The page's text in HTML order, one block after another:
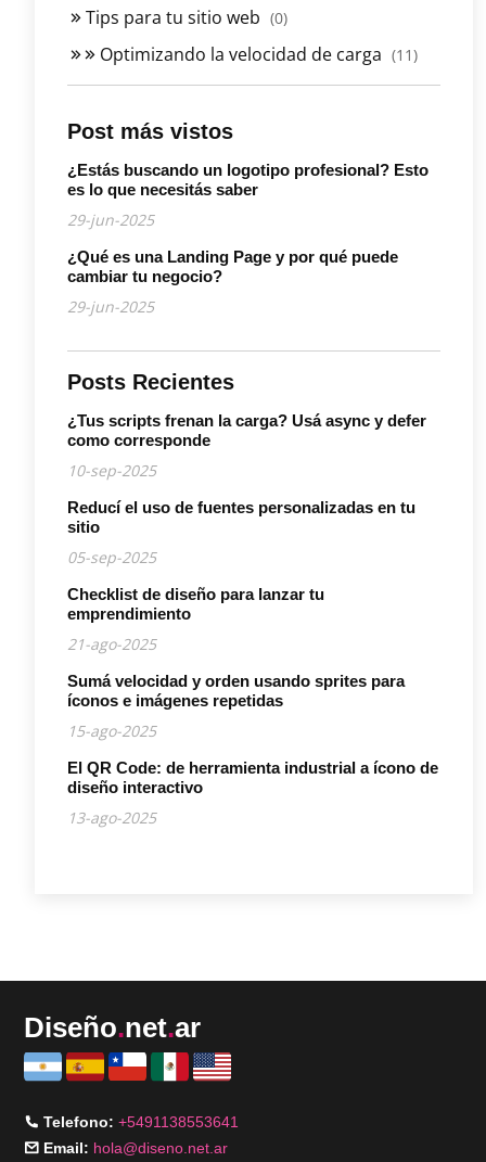
Tips para tu sitio web (0)
Optimizando la velocidad de carga (11)
Post más vistos
¿Estás buscando un logotipo profesional? Esto
es lo que necesitás saber
29-jun-2025
¿Qué es una Landing Page y por qué puede
cambiar tu negocio?
29-jun-2025
Posts Recientes
¿Tus scripts frenan la carga? Usá async y defer
como corresponde
10-sep-2025
Reducí el uso de fuentes personalizadas en tu
sitio
05-sep-2025
Checklist de diseño para lanzar tu
emprendimiento
21-ago-2025
Sumá velocidad y orden usando sprites para
íconos e imágenes repetidas
15-ago-2025
El QR Code: de herramienta industrial a ícono de
diseño interactivo
13-ago-2025
Diseño.net.ar
Telefono: +5491138553641
Email: hola@diseno.net.ar